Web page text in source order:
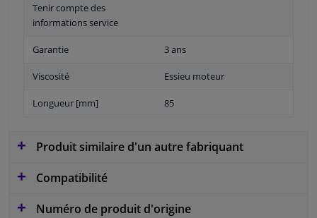
Tenir compte des
informations service
Garantie 3 ans
Viscosité Essieu moteur
Longueur [mm] 85
Produit similaire d'un autre fabriquant
Compatibilité
Numéro de produit d'origine